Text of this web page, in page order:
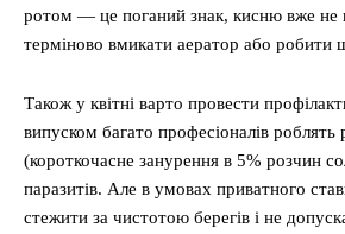
ротом — це поганий знак, кисню вже не
терміново вмикати аератор або робити
Також у квітні варто провести
випуском багато професіоналів роблять
(короткочасне занурення в 5% розчин
паразитів. Але в умовах приватного
стежити за чистотою берегів і не